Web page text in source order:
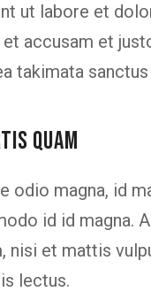
ut labore et
accusam et
takimata
QUAM
odio magna, id
id id magna.
nisi et mattis
lectus.